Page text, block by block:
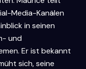
Media-Kanälen
in seinen
und
Er ist bekannt
sich, seine